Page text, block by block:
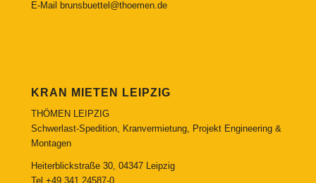
E-Mail
brunsbuettel@thoemen.de
KRAN MIETEN LEIPZIG
THÖMEN LEIPZIG
Schwerlast-Spedition, Kranvermietung, Projekt Engineering &
Montagen
Heiterblickstraße 30, 04347 Leipzig
Tel +49 341 24587-0